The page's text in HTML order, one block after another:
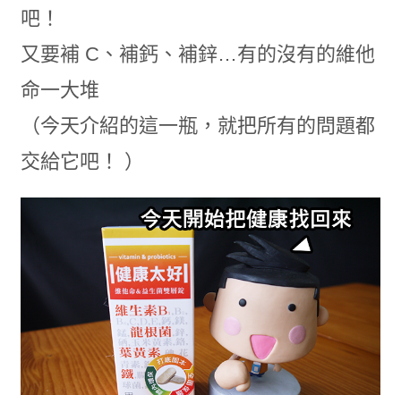
吧！
又要補 C、補鈣、補鋅…有的沒有的維他
命一大堆
（今天介紹的這一瓶，就把所有的問題都
交給它吧！ ）